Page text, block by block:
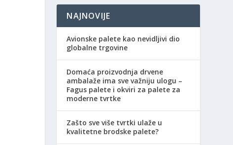
NAJNOVIJE
Avionske palete kao nevidljivi dio
globalne trgovine
Domaća proizvodnja drvene
ambalaže ima sve važniju ulogu –
Fagus palete i okviri za palete za
moderne tvrtke
Zašto sve više tvrtki ulaže u
kvalitetne brodske palete?